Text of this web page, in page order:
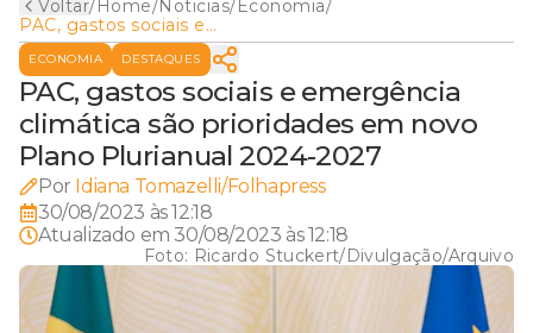
Voltar/Home/Noticias/Economia/
PAC, gastos sociais e
emergência climática são
prioridades em novo Plano
Plurianual 2024-2027
ECONOMIA DESTAQUES
PAC, gastos sociais e emergência
climática são prioridades em novo
Plano Plurianual 2024-2027
Por Idiana Tomazelli/Folhapress
30/08/2023 às 12:18
Atualizado em30/08/2023 às 12:18
Foto: Ricardo Stuckert/Divulgação/Arquivo